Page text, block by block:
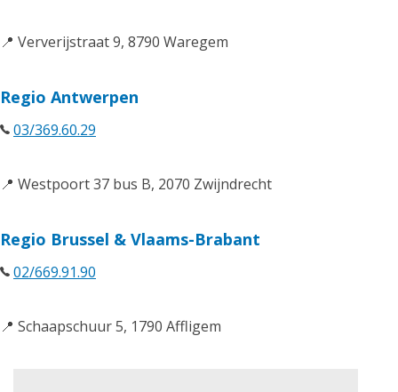
📍 Ververijstraat 9, 8790 Waregem
Regio Antwerpen
03/369.60.29
📍 Westpoort 37 bus B, 2070 Zwijndrecht
Regio Brussel & Vlaams-Brabant
02/669.91.90
📍 Schaapschuur 5, 1790 Affligem